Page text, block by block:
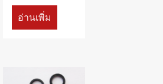
อ่านเพิ่ม